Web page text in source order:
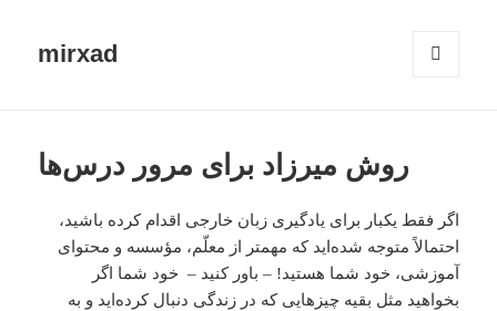
mirxad
روش میرزاد برای مرور درس‌ها
اگر فقط یکبار برای یادگیری زبان خارجی اقدام کرده باشید،
احتمالاً متوجه شده‌اید که مهمتر از معلّم، مؤسسه و محتوای
آموزشی، خود شما هستید! – باور کنید – خود شما اگر
بخواهید مثل بقیه چیزهایی که در زندگی دنبال کرده‌اید و به